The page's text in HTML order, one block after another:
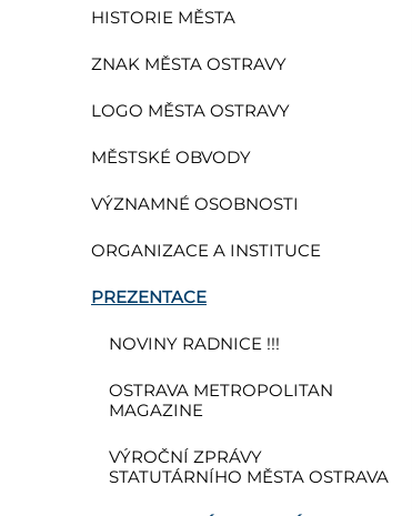
HISTORIE MĚSTA
ZNAK MĚSTA OSTRAVY
LOGO MĚSTA OSTRAVY
MĚSTSKÉ OBVODY
VÝZNAMNÉ OSOBNOSTI
ORGANIZACE A INSTITUCE
PREZENTACE
NOVINY RADNICE !!!
OSTRAVA METROPOLITAN
MAGAZINE
VÝROČNÍ ZPRÁVY
STATUTÁRNÍHO MĚSTA OSTRAVA